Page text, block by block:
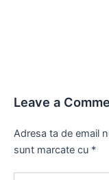
Leave a
Adresa ta de email
sunt marcate cu *